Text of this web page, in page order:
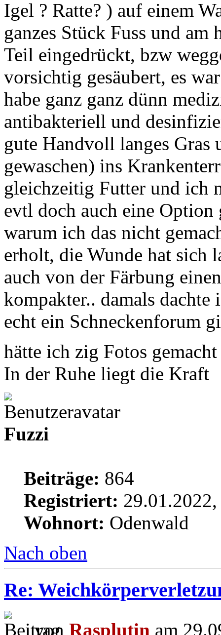
Igel ? Ratte? ) auf einem
ganzes Stück Fuss und
Teil eingedrückt, bzw
vorsichtig gesäubert, es
habe ganz ganz dünn
antibakteriell und
gute Handvoll langes Gras
gewaschen) ins
gleichzeitig Futter und ich
evtl doch auch eine
warum ich das nicht
erholt, die Wunde hat sich
auch von der Färbung
kompakter.. damals
echt ein Schneckenforum
hätte ich zig Fotos
In der Ruhe liegt die Kraft
Fuzzi
Beiträge: 864
Registriert:
Wohnort: Odenwald
Nach oben
Re:
von Rasplutin am